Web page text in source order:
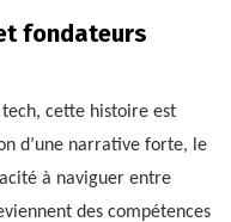
fondateurs
cette histoire est
d’une narrative forte, le
à naviguer entre
des compétences